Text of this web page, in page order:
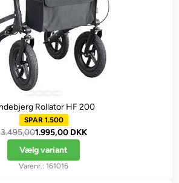
Rollator HF 200
SPAR 1.500
3.495,001.995,00 DKK
Vælg variant
161016